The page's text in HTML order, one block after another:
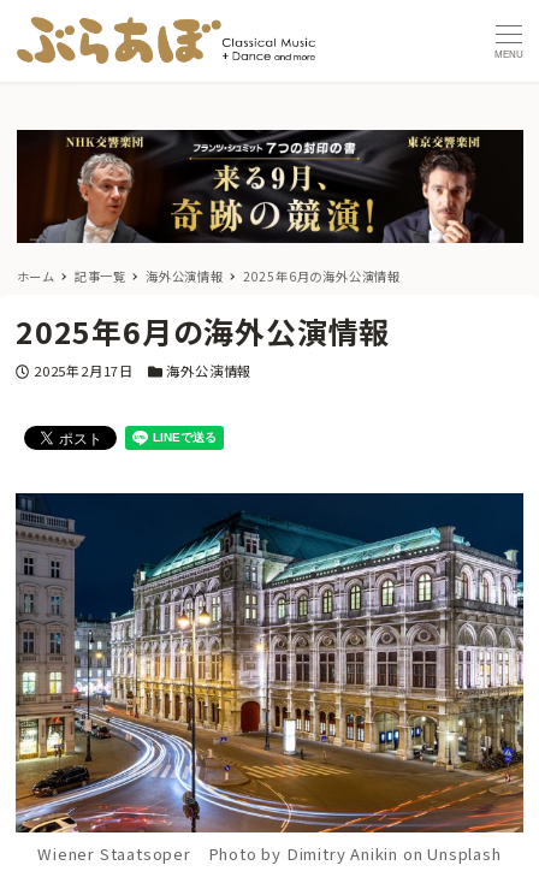
MENU
ホーム 記事一覧 海外公演情報 2025年6月の海外公演情報
2025年6月の海外公演情報
投稿日
2025年2月17日 カテゴリー
海外公演情報
Wiener Staatsoper Photo by Dimitry Anikin on Unsplash